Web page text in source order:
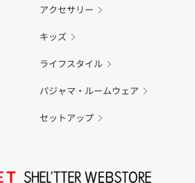
アクセサリー
キッズ
ライフスタイル
パジャマ・ルームウェア
セットアップ